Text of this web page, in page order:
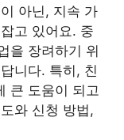
아닌, 지속 가
고 있어요. 중
을 장려하기 위
니다. 특히, 친
큰 도움이 되고
와 신청 방법,